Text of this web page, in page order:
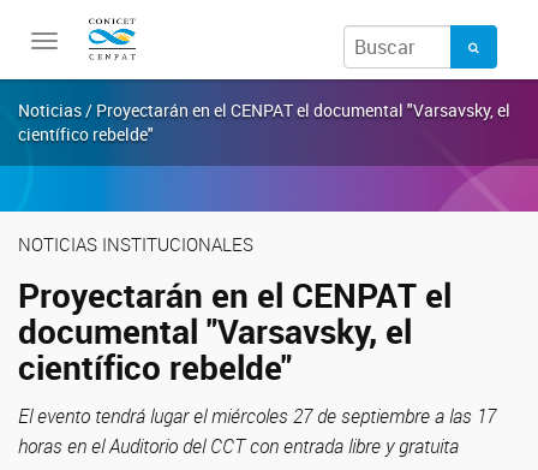
Toggle
Noticias / Proyectarán en el CENPAT el documental "Varsavsky, el
científico rebelde"
NOTICIAS INSTITUCIONALES
Proyectarán en el CENPAT el
documental "Varsavsky, el
científico rebelde"
El evento tendrá lugar el miércoles 27 de septiembre a las 17
horas en el Auditorio del CCT con entrada libre y gratuita